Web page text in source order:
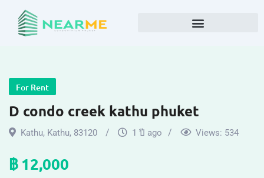
For Rent
D condo creek kathu phuket
Kathu, Kathu, 83120 1 ปี ago Views: 534
฿ 12,000